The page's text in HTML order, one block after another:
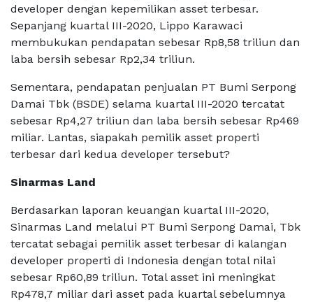
developer dengan kepemilikan asset terbesar.
Sepanjang kuartal III-2020, Lippo Karawaci
membukukan pendapatan sebesar Rp8,58 triliun dan
laba bersih sebesar Rp2,34 triliun.
Sementara, pendapatan penjualan PT Bumi Serpong
Damai Tbk (BSDE) selama kuartal III-2020 tercatat
sebesar Rp4,27 triliun dan laba bersih sebesar Rp469
miliar. Lantas, siapakah pemilik asset properti
terbesar dari kedua developer tersebut?
Sinarmas Land
Berdasarkan laporan keuangan kuartal III-2020,
Sinarmas Land melalui PT Bumi Serpong Damai, Tbk
tercatat sebagai pemilik asset terbesar di kalangan
developer properti di Indonesia dengan total nilai
sebesar Rp60,89 triliun. Total asset ini meningkat
Rp478,7 miliar dari asset pada kuartal sebelumnya